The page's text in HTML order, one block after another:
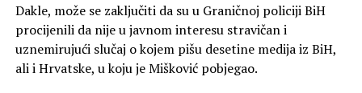
Dakle, može se zaključiti da su u Graničnoj policiji BiH
procijenili da nije u javnom interesu stravičan i
uznemirujući slučaj o kojem pišu desetine medija iz BiH,
ali i Hrvatske, u koju je Mišković pobjegao.